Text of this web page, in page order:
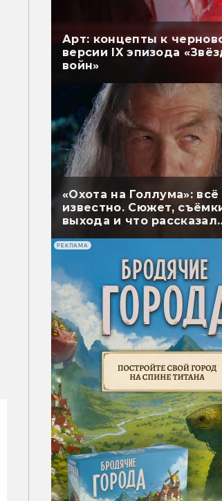
Арт: концепты к
версии IX эпизода
войн»
«Охота на Голлума»: всё
известно. Сюжет,
выхода и что рассказал
РЕКЛАМА